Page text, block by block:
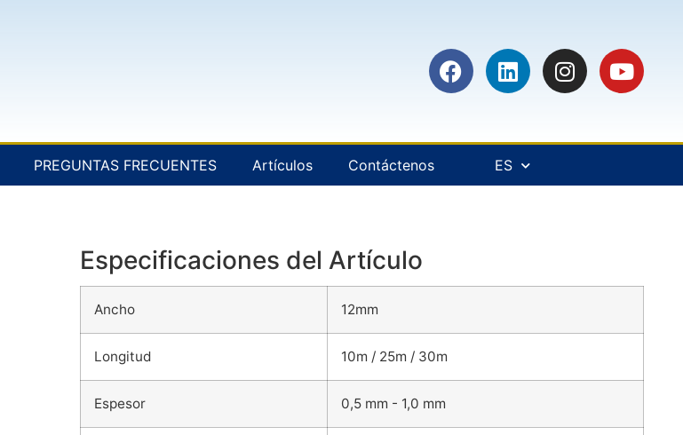
PREGUNTAS FRECUENTES Artículos Contáctenos ES
Especificaciones del Artículo
Ancho 12mm
Longitud 10m / 25m / 30m
Espesor 0,5 mm - 1,0 mm